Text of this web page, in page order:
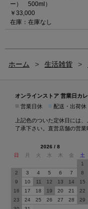
ー） 500ml）
￥33,000
在庫：在庫なし
ホーム > 生活雑貨 >
オンラインストア 営業日カ
営業日休 配送・出荷
上記色のついた定休日には
了承下さい。直営店舗の営業
2026 / 8
日
月 火 水 木 金
土
1
2
3 4 5 6 7
8
9
10 11 12 13 14
15
16
17 18 19 20 21
22
23
24 25 26 27 28
29